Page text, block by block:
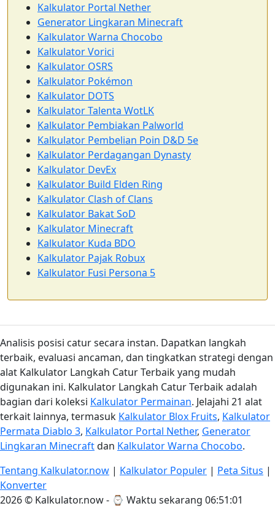
Kalkulator Portal Nether
Generator Lingkaran Minecraft
Kalkulator Warna Chocobo
Kalkulator Vorici
Kalkulator OSRS
Kalkulator Pokémon
Kalkulator DOTS
Kalkulator Talenta WotLK
Kalkulator Pembiakan Palworld
Kalkulator Pembelian Poin D&D 5e
Kalkulator Perdagangan Dynasty
Kalkulator DevEx
Kalkulator Build Elden Ring
Kalkulator Clash of Clans
Kalkulator Bakat SoD
Kalkulator Minecraft
Kalkulator Kuda BDO
Kalkulator Pajak Robux
Kalkulator Fusi Persona 5
Analisis posisi catur secara instan. Dapatkan langkah
terbaik, evaluasi ancaman, dan tingkatkan strategi dengan
alat Kalkulator Langkah Catur Terbaik yang mudah
digunakan ini. Kalkulator Langkah Catur Terbaik adalah
bagian dari koleksi Kalkulator Permainan. Jelajahi 21 alat
terkait lainnya, termasuk Kalkulator Blox Fruits, Kalkulator
Permata Diablo 3, Kalkulator Portal Nether, Generator
Lingkaran Minecraftdan Kalkulator Warna Chocobo.
Tentang Kalkulator.now | Kalkulator Populer | Peta Situs |
Konverter
2026 © Kalkulator.now - ⌚ Waktu sekarang 06:51:01